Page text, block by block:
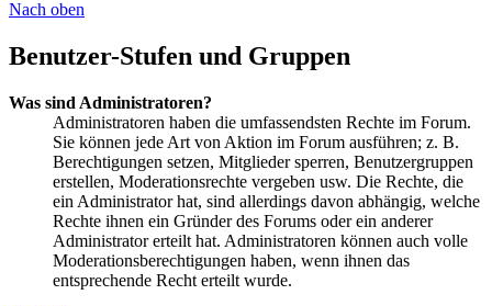
Nach oben
Benutzer-Stufen und Gruppen
Was sind Administratoren?
Administratoren haben die umfassendsten Rechte im Forum.
Sie können jede Art von Aktion im Forum ausführen; z. B.
Berechtigungen setzen, Mitglieder sperren, Benutzergruppen
erstellen, Moderationsrechte vergeben usw. Die Rechte, die
ein Administrator hat, sind allerdings davon abhängig, welche
Rechte ihnen ein Gründer des Forums oder ein anderer
Administrator erteilt hat. Administratoren können auch volle
Moderationsberechtigungen haben, wenn ihnen das
entsprechende Recht erteilt wurde.